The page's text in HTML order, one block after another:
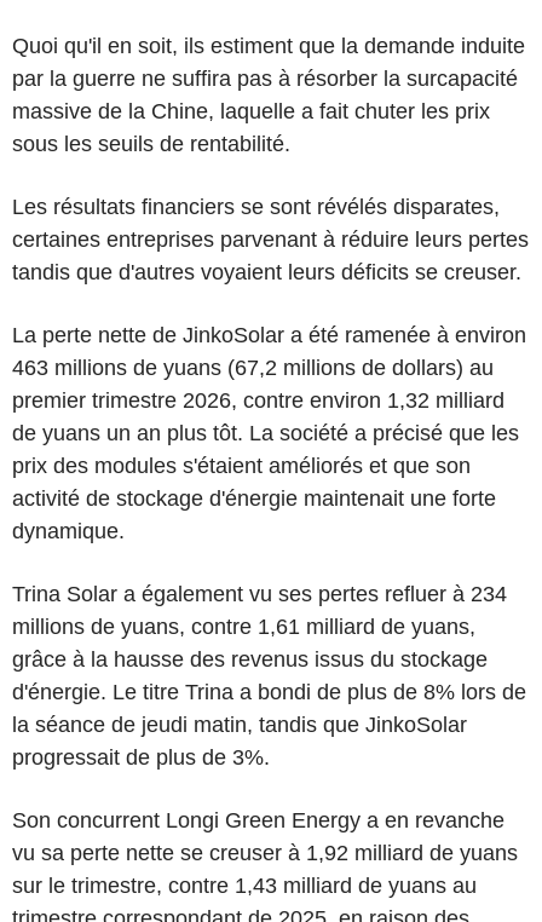
Quoi qu'il en soit, ils estiment que la demande induite
par la guerre ne suffira pas à résorber la surcapacité
massive de la Chine, laquelle a fait chuter les prix
sous les seuils de rentabilité.
Les résultats financiers se sont révélés disparates,
certaines entreprises parvenant à réduire leurs pertes
tandis que d'autres voyaient leurs déficits se creuser.
La perte nette de JinkoSolar a été ramenée à environ
463 millions de yuans (67,2 millions de dollars) au
premier trimestre 2026, contre environ 1,32 milliard
de yuans un an plus tôt. La société a précisé que les
prix des modules s'étaient améliorés et que son
activité de stockage d'énergie maintenait une forte
dynamique.
Trina Solar a également vu ses pertes refluer à 234
millions de yuans, contre 1,61 milliard de yuans,
grâce à la hausse des revenus issus du stockage
d'énergie. Le titre Trina a bondi de plus de 8% lors de
la séance de jeudi matin, tandis que JinkoSolar
progressait de plus de 3%.
Son concurrent Longi Green Energy a en revanche
vu sa perte nette se creuser à 1,92 milliard de yuans
sur le trimestre, contre 1,43 milliard de yuans au